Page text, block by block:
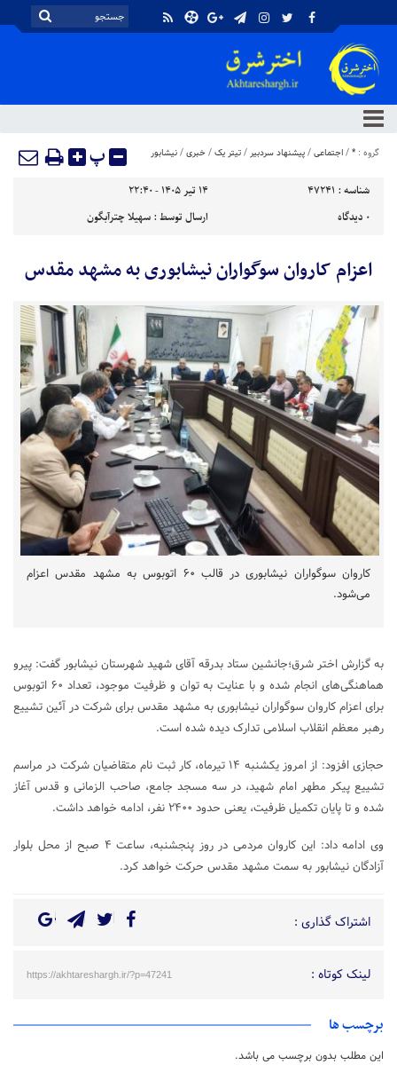
گروه : *
/اجتماعی/پیشنهاد سردبیر/تیتر یک/خبری/نیشابور پ
شناسه : 47241
۱۴ تیر ۱۴۰۵ - ۲۲:۴۰
۰ دیدگاه ارسال توسط :سهیلا چترآبگون
اعزام کاروان سوگواران نیشابوری به مشهد مقدس
کاروان سوگواران نیشابوری در قالب ۶۰ اتوبوس به مشهد مقدس اعزام
می‌شود.
به گزارش اختر شرق؛جانشین ستاد بدرقه آقای شهید شهرستان نیشابور گفت: پیرو
هماهنگی‌های انجام شده و با عنایت به توان و ظرفیت موجود، تعداد ۶۰ اتوبوس
برای اعزام کاروان سوگواران نیشابوری به مشهد مقدس برای شرکت در آئین تشییع
رهبر معظم انقلاب اسلامی تدارک دیده شده است.
حجازی افزود: از امروز یکشنبه ۱۴ تیرماه، کار ثبت نام متقاضیان شرکت در مراسم
تشییع پیکر مطهر امام شهید، در سه مسجد جامع، صاحب الزمانی و قدس آغاز
شده و تا پایان تکمیل ظرفیت، یعنی حدود ۲۴۰۰ نفر، ادامه خواهد داشت.
وی ادامه داد: این کاروان مردمی در روز پنجشنبه، ساعت ۴ صبح از محل بلوار
آزادگان نیشابور به سمت مشهد مقدس حرکت خواهد کرد.
اشتراک گذاری :
لینک کوتاه : https://akhtareshargh.ir/?p=47241
برچسب ها
این مطلب بدون برچسب می باشد.